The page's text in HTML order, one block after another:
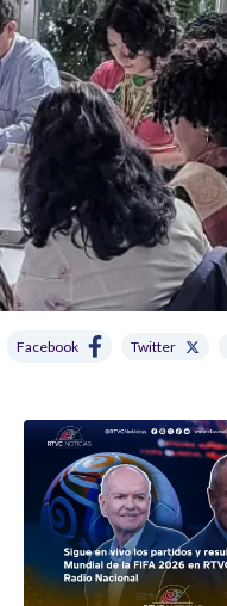
Facebook Twitter